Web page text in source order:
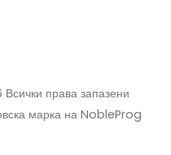
Всички права запазени
марка на NobleProg